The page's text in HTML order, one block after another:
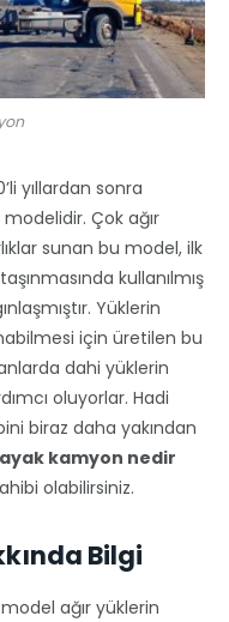
yıllardan sonra
Çok ağır
sunan bu model, ilk
kullanılmış
Yüklerin
için üretilen bu
dahi yüklerin
oluyorlar. Hadi
biraz daha yakından
kamyon nedir
olabilirsiniz.
Bilgi
ağır yüklerin